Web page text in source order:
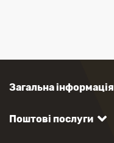
Загальна інформація
Поштові послуги